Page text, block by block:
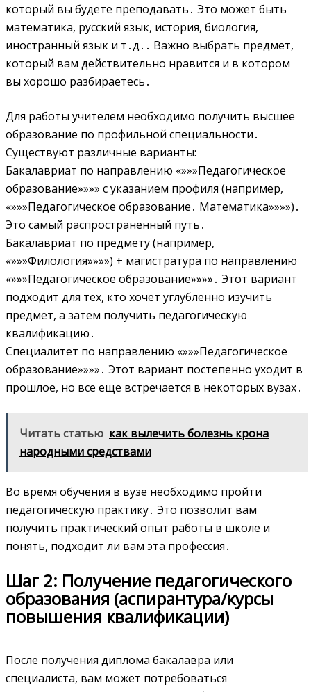
который вы будете преподавать․ Это может быть
математика, русский язык, история, биология,
иностранный язык и т․д․․ Важно выбрать предмет,
который вам действительно нравится и в котором
вы хорошо разбираетесь․
Для работы учителем необходимо получить высшее
образование по профильной специальности․
Существуют различные варианты:
Бакалавриат по направлению «»»»Педагогическое
образование»»»» с указанием профиля (например,
«»»»Педагогическое образование․ Математика»»»»)․
Это самый распространенный путь․
Бакалавриат по предмету (например,
«»»»Филология»»»») + магистратура по направлению
«»»»Педагогическое образование»»»»․ Этот вариант
подходит для тех, кто хочет углубленно изучить
предмет, а затем получить педагогическую
квалификацию․
Специалитет по направлению «»»»Педагогическое
образование»»»»․ Этот вариант постепенно уходит в
прошлое, но все еще встречается в некоторых вузах․
Читать статью как вылечить болезнь крона
народными средствами
Во время обучения в вузе необходимо пройти
педагогическую практику․ Это позволит вам
получить практический опыт работы в школе и
понять, подходит ли вам эта профессия․
Шаг 2: Получение педагогического
образования (аспирантура/курсы
повышения квалификации)
После получения диплома бакалавра или
специалиста, вам может потребоваться